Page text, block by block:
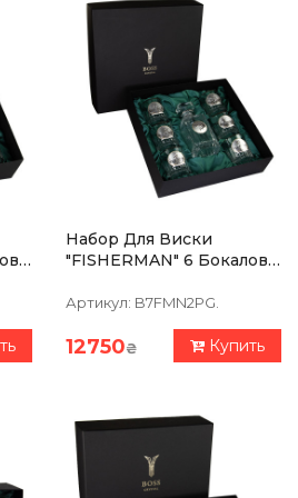
Набор Для Виски
"FISHERMAN" 6 Бокалов
Хрусталь С Платиной,
Серебра С Позлотой
Артикул: B7FMN2PG.
12750₴ Купить